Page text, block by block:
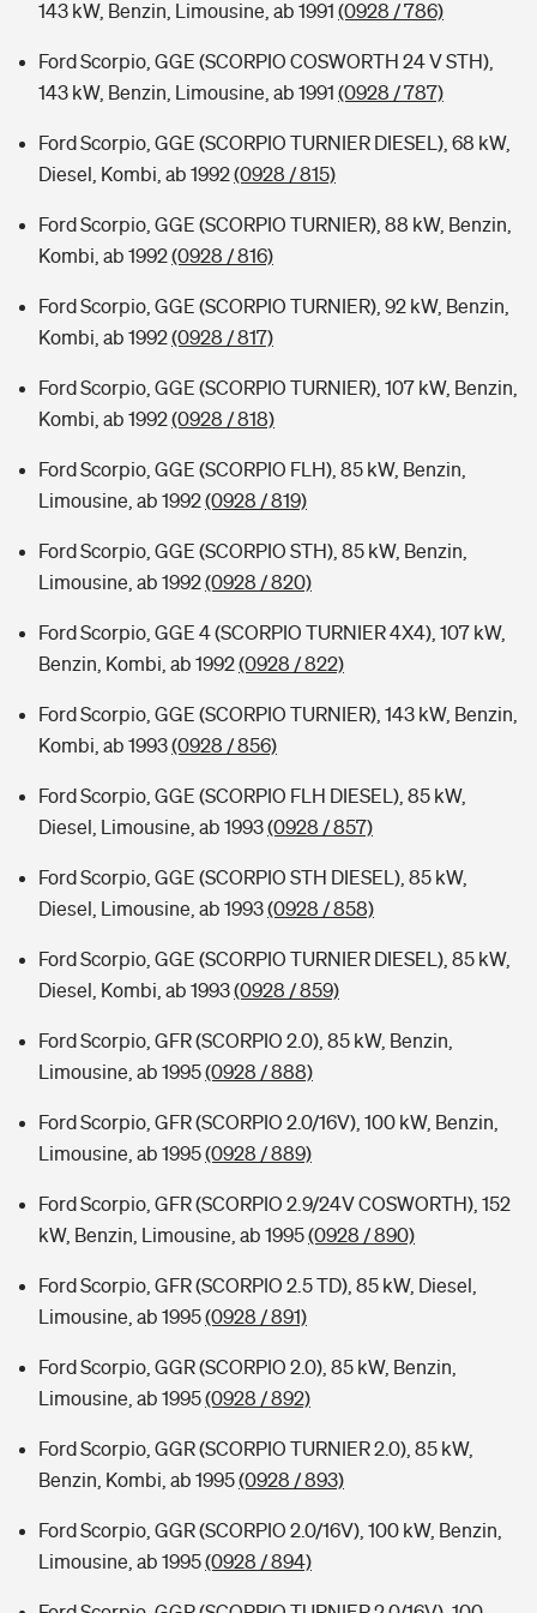
143 kW, Benzin, Limousine, ab 1991 (0928 / 786)
Ford Scorpio, GGE (SCORPIO COSWORTH 24 V STH),
143 kW, Benzin, Limousine, ab 1991 (0928 / 787)
Ford Scorpio, GGE (SCORPIO TURNIER DIESEL), 68 kW,
Diesel, Kombi, ab 1992(0928 / 815)
Ford Scorpio, GGE (SCORPIO TURNIER), 88 kW, Benzin,
Kombi, ab 1992(0928 / 816)
Ford Scorpio, GGE (SCORPIO TURNIER), 92 kW, Benzin,
Kombi, ab 1992(0928 / 817)
Ford Scorpio, GGE (SCORPIO TURNIER), 107 kW, Benzin,
Kombi, ab 1992(0928 / 818)
Ford Scorpio, GGE (SCORPIO FLH), 85 kW, Benzin,
Limousine, ab 1992(0928 / 819)
Ford Scorpio, GGE (SCORPIO STH), 85 kW, Benzin,
Limousine, ab 1992(0928 / 820)
Ford Scorpio, GGE 4 (SCORPIO TURNIER 4X4), 107 kW,
Benzin, Kombi, ab 1992(0928 / 822)
Ford Scorpio, GGE (SCORPIO TURNIER), 143 kW, Benzin,
Kombi, ab 1993(0928 / 856)
Ford Scorpio, GGE (SCORPIO FLH DIESEL), 85 kW,
Diesel, Limousine, ab 1993(0928 / 857)
Ford Scorpio, GGE (SCORPIO STH DIESEL), 85 kW,
Diesel, Limousine, ab 1993(0928 / 858)
Ford Scorpio, GGE (SCORPIO TURNIER DIESEL), 85 kW,
Diesel, Kombi, ab 1993(0928 / 859)
Ford Scorpio, GFR (SCORPIO 2.0), 85 kW, Benzin,
Limousine, ab 1995(0928 / 888)
Ford Scorpio, GFR (SCORPIO 2.0/16V), 100 kW, Benzin,
Limousine, ab 1995(0928 / 889)
Ford Scorpio, GFR (SCORPIO 2.9/24V COSWORTH), 152
kW, Benzin, Limousine, ab 1995(0928 / 890)
Ford Scorpio, GFR (SCORPIO 2.5 TD), 85 kW, Diesel,
Limousine, ab 1995(0928 / 891)
Ford Scorpio, GGR (SCORPIO 2.0), 85 kW, Benzin,
Limousine, ab 1995(0928 / 892)
Ford Scorpio, GGR (SCORPIO TURNIER 2.0), 85 kW,
Benzin, Kombi, ab 1995(0928 / 893)
Ford Scorpio, GGR (SCORPIO 2.0/16V), 100 kW, Benzin,
Limousine, ab 1995(0928 / 894)